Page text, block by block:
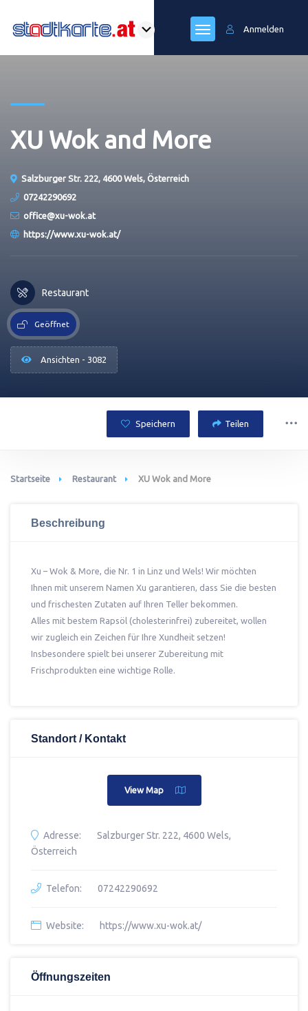
Anmelden
XU Wok and More
Salzburger Str. 222, 4600 Wels, Österreich
07242290692
office@xu-wok.at
https://www.xu-wok.at/
Restaurant
Geöffnet
Ansichten - 3082
Speichern Teilen
Startseite Restaurant XU Wok and More
Beschreibung
Xu – Wok & More, die Nr. 1 in Linz und Wels! Wir möchten
Ihnen mit unserem Namen Xu garantieren, dass Sie die besten
und frischesten Zutaten auf Ihren Teller bekommen.
Alles mit bestem Rapsöl (cholesterinfrei) zubereitet, wollen
wir zugleich ein Zeichen für Ihre Xundheit setzen!
Insbesondere spielt bei unserer Zubereitung mit
Frischprodukten eine wichtige Rolle.
Standort / Kontakt
View Map
Adresse:
Salzburger Str. 222, 4600 Wels,
Österreich
Telefon: 07242290692
Website: https://www.xu-wok.at/
Öffnungszeiten